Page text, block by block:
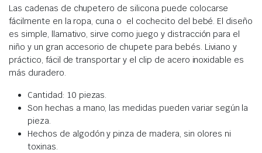
Las cadenas de chupetero de silicona puede colocarse
fácilmente en la ropa, cuna o el cochecito del bebé. El diseño
es simple, llamativo, sirve como juego y distracción para el
niño y un gran accesorio de chupete para bebés. Liviano y
práctico, fácil de transportar y el clip de acero inoxidable es
más duradero.
Cantidad: 10 piezas.
Son hechas a mano, las medidas pueden variar según la
pieza.
Hechos de algodón y pinza de madera, sin olores ni
toxinas.